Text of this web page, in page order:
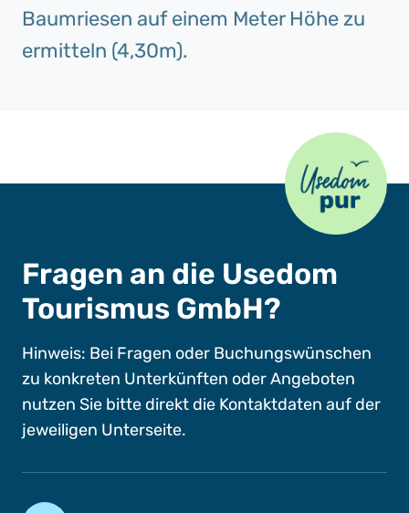
Baumriesen auf einem Meter Höhe zu
ermitteln (4,30m).
Usedom Pur
Fragen an die Usedom
Tourismus GmbH?
Hinweis: Bei Fragen oder Buchungswünschen
zu konkreten Unterkünften oder Angeboten
nutzen Sie bitte direkt die Kontaktdaten auf der
jeweiligen Unterseite.